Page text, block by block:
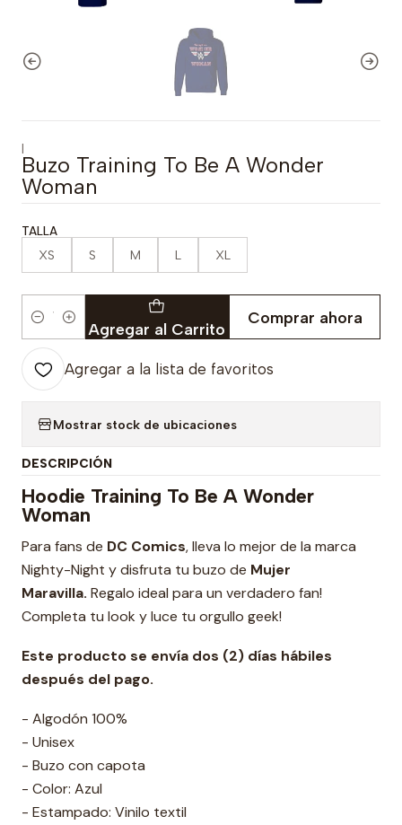
|
Buzo Training To Be A Wonder
Woman
TALLA
XS S M L XL
Cantidad Agregar al Carrito
Comprar ahora
Agregar a la lista de favoritos
Mostrar stock de ubicaciones
DESCRIPCIÓN
Hoodie Training To Be A Wonder
Woman
Para fans de DC Comics, lleva lo mejor de la marca
Nighty-Night y disfruta tu buzo de Mujer
Maravilla. Regalo ideal para un verdadero fan!
Completa tu look y luce tu orgullo geek!
Este producto se envía dos (2) días hábiles
después del pago.
- Algodón 100%
- Unisex
- Buzo con capota
- Color: Azul
- Estampado: Vinilo textil